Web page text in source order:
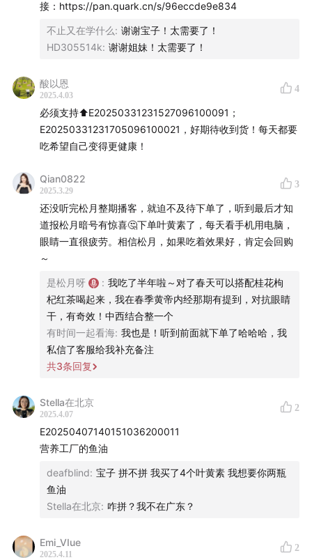
出来，产品检测报告也会在小程序里公开展示，让大家用
如何选购产品？
松月是高度近视（左眼550，右眼575）和高血脂症（总
胆固醇6.1）,叶黄素和鱼油是我的常年刚需，且在微量元素
抽血检测中查出了维生素D和铁严重缺乏。
养科检查）
在播客里我也提到了Nature这个顶级健康子刊的最新科学
接：https://pan.quark.cn/s/96eccde9e834
不止又在学什么: 谢谢宝子！太需要了！
HD305514k: 谢谢姐妹！太需要了！
酸以恩
2025.4.03
4
必须支持⬆️E20250331231527096100091；
E20250331231705096100021，好期待收到货！每天都要
吃希望自己变得更健康！
Qian0822
2025.3.29
3
还没听完松月整期播客，就迫不及待下单了，听到最后才知
道报松月暗号有惊喜🤔下单叶黄素了，每天看手机用电脑，
眼睛一直很疲劳。相信松月，如果吃着效果好，肯定会回购
～
是松月呀 : 我吃了半年啦～对了春天可以搭配桂花枸
杞红茶喝起来，我在春季黄帝内经那期有提到，对抗眼睛
干，有奇效！中西结合整一个
有时间一起看海: 我也是！听到前面就下单了哈哈哈，我
私信了客服给我补充备注
共3条回复
Stella在北京
2025.4.07
2
E20250407140151036200011
营养工厂的鱼油
deafblind: 宝子 拼不拼 我买了4个叶黄素 我想要你两瓶
鱼油
Stella在北京: 咋拼？我不在广东？
Emi_VIue
2025.4.11
2